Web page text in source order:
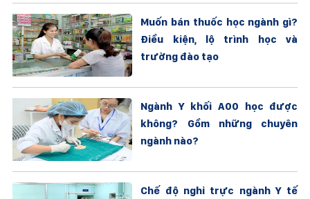
Muốn bán thuốc học ngành gì?
Điều kiện, lộ trình học và
trường đào tạo
Ngành Y khối A00 học được
không? Gồm những chuyên
ngành nào?
Chế độ nghỉ trực ngành Y tế